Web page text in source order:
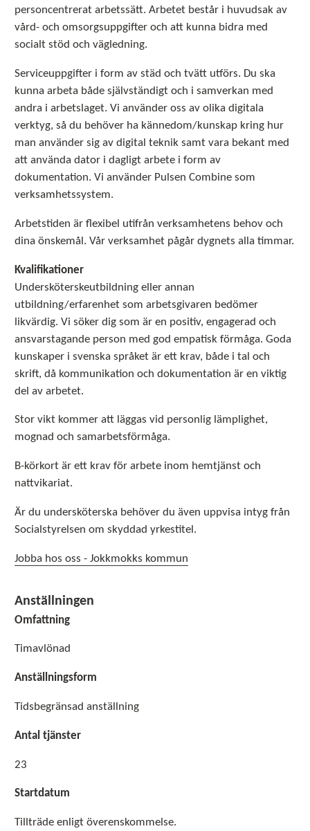
personcentrerat arbetssätt. Arbetet består i huvudsak av
vård- och omsorgsuppgifter och att kunna bidra med
socialt stöd och vägledning.
Serviceuppgifter i form av städ och tvätt utförs. Du ska
kunna arbeta både självständigt och i samverkan med
andra i arbetslaget. Vi använder oss av olika digitala
verktyg, så du behöver ha kännedom/kunskap kring hur
man använder sig av digital teknik samt vara bekant med
att använda dator i dagligt arbete i form av
dokumentation. Vi använder Pulsen Combine som
verksamhetssystem.
Arbetstiden är flexibel utifrån verksamhetens behov och
dina önskemål. Vår verksamhet pågår dygnets alla timmar.
Kvalifikationer
Undersköterskeutbildning eller annan
utbildning/erfarenhet som arbetsgivaren bedömer
likvärdig. Vi söker dig som är en positiv, engagerad och
ansvarstagande person med god empatisk förmåga. Goda
kunskaper i svenska språket är ett krav, både i tal och
skrift, då kommunikation och dokumentation är en viktig
del av arbetet.
Stor vikt kommer att läggas vid personlig lämplighet,
mognad och samarbetsförmåga.
B-körkort är ett krav för arbete inom hemtjänst och
nattvikariat.
Är du undersköterska behöver du även uppvisa intyg från
Socialstyrelsen om skyddad yrkestitel.
Jobba hos oss - Jokkmokks kommun
Anställningen
Omfattning
Timavlönad
Anställningsform
Tidsbegränsad anställning
Antal tjänster
23
Startdatum
Tillträde enligt överenskommelse.